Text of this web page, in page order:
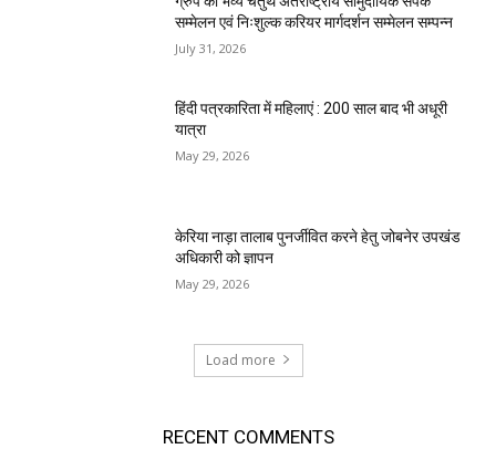
सम्मेलन एवं निःशुल्क करियर मार्गदर्शन सम्मेलन सम्पन्न
July 31, 2026
हिंदी पत्रकारिता में महिलाएं : 200 साल बाद भी अधूरी
यात्रा
May 29, 2026
केरिया नाड़ा तालाब पुनर्जीवित करने हेतु जोबनेर उपखंड
अधिकारी को ज्ञापन
May 29, 2026
Load more
RECENT COMMENTS